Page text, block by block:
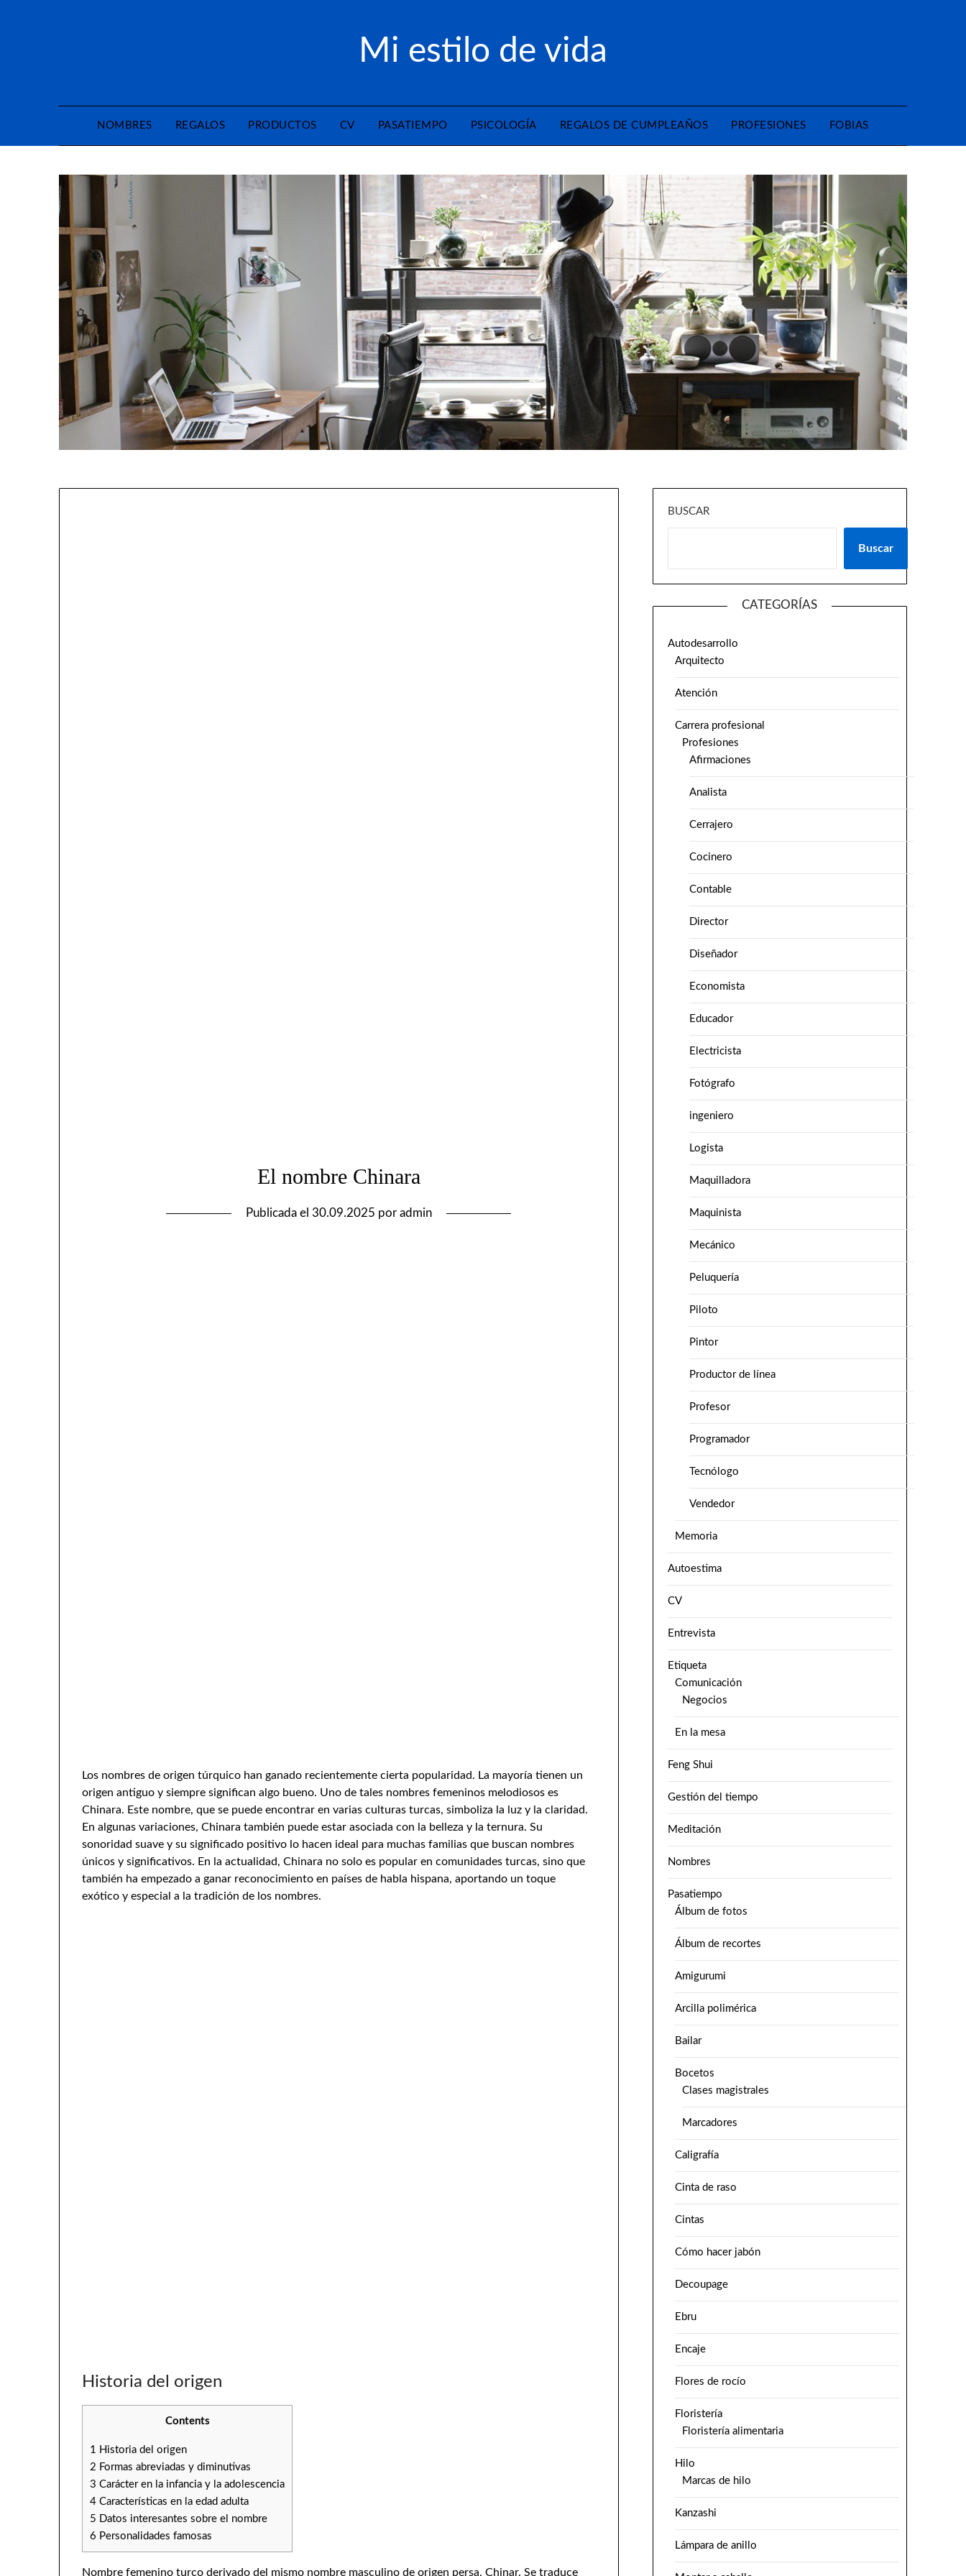
Mi estilo de vida
NOMBRES REGALOS PRODUCTOS CV PASATIEMPO PSICOLOGÍA REGALOS DE CUMPLEAÑOS PROFESIONES FOBIAS
El nombre Chinara
Publicada el 30.09.2025 por admin
Los nombres de origen túrquico han ganado recientemente cierta popularidad. La mayoría tienen un
origen antiguo y siempre significan algo bueno. Uno de tales nombres femeninos melodiosos es
Chinara. Este nombre, que se puede encontrar en varias culturas turcas, simboliza la luz y la claridad.
En algunas variaciones, Chinara también puede estar asociada con la belleza y la ternura. Su
sonoridad suave y su significado positivo lo hacen ideal para muchas familias que buscan nombres
únicos y significativos. En la actualidad, Chinara no solo es popular en comunidades turcas, sino que
también ha empezado a ganar reconocimiento en países de habla hispana, aportando un toque
exótico y especial a la tradición de los nombres.
Historia del origen
Contents
1
Historia del origen
2 Formas abreviadas y diminutivas
3 Carácter en la infancia y la adolescencia
4 Características en la edad adulta
5 Datos interesantes sobre el nombre
6 Personalidades famosas
Nombre femenino turco derivado del mismo nombre masculino de origen persa, Chinar. Se traduce
BUSCAR
Buscar
CATEGORÍAS
Autodesarrollo
Arquitecto
Atención
Carrera profesional
Profesiones
Afirmaciones
Analista
Cerrajero
Cocinero
Contable
Director
Diseñador
Economista
Educador
Electricista
Fotógrafo
ingeniero
Logista
Maquilladora
Maquinista
Mecánico
Peluquería
Piloto
Pintor
Productor de línea
Profesor
Programador
Tecnólogo
Vendedor
Memoria
Autoestima
CV
Entrevista
Etiqueta
Comunicación
Negocios
En la mesa
Feng Shui
Gestión del tiempo
Meditación
Nombres
Pasatiempo
Álbum de fotos
Álbum de recortes
Amigurumi
Arcilla polimérica
Bailar
Bocetos
Clases magistrales
Marcadores
Caligrafía
Cinta de raso
Cintas
Cómo hacer jabón
Decoupage
Ebru
Encaje
Flores de rocío
Floristería
Floristería alimentaria
Hilo
Marcas de hilo
Kanzashi
Lámpara de anillo